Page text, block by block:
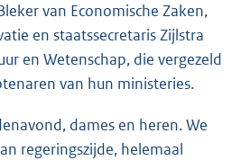
van Economische Zaken,
en staatssecretaris Zijlstra
en Wetenschap, die vergezeld
van hun ministeries.
dames en heren. We
regeringszijde, helemaal